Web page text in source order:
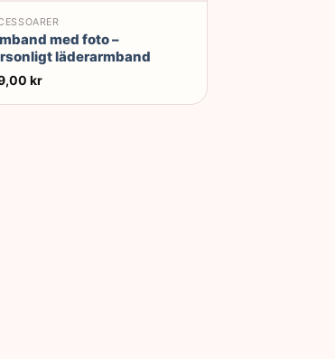
med foto –
läderarmband
kr